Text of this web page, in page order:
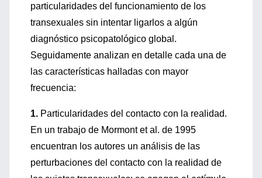
particularidades del funcionamiento de los
transexuales sin intentar ligarlos a algún
diagnóstico psicopatológico global.
Seguidamente analizan en detalle cada una de
las características halladas con mayor
frecuencia:
1. Particularidades del contacto con la realidad.
En un trabajo de Mormont et al. de 1995
encuentran los autores un análisis de las
perturbaciones del contacto con la realidad de